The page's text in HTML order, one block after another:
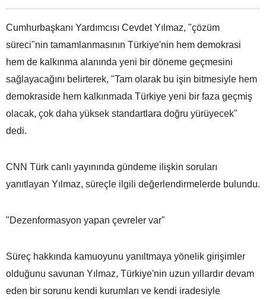
Cumhurbaşkanı Yardımcısı Cevdet Yılmaz, "çözüm
süreci"nin tamamlanmasının Türkiye'nin hem demokrasi
hem de kalkınma alanında yeni bir döneme geçmesini
sağlayacağını belirterek, "Tam olarak bu işin bitmesiyle hem
demokraside hem kalkınmada Türkiye yeni bir faza geçmiş
olacak, çok daha yüksek standartlara doğru yürüyecek"
dedi.
CNN Türk canlı yayınında gündeme ilişkin soruları
yanıtlayan Yılmaz, süreçle ilgili değerlendirmelerde bulundu.
"Dezenformasyon yapan çevreler var"
Süreç hakkında kamuoyunu yanıltmaya yönelik girişimler
olduğunu savunan Yılmaz, Türkiye'nin uzun yıllardır devam
eden bir sorunu kendi kurumları ve kendi iradesiyle